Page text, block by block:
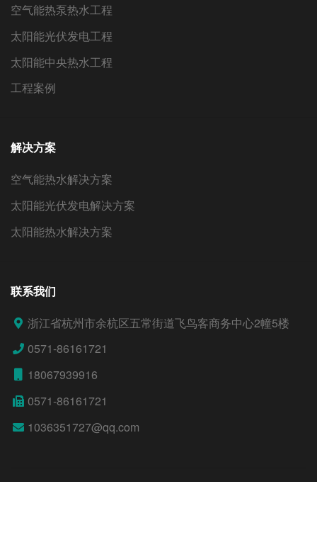
空气能热泵热水工程
太阳能光伏发电工程
太阳能中央热水工程
工程案例
解决方案
空气能热水解决方案
太阳能光伏发电解决方案
太阳能热水解决方案
联系我们
浙江省杭州市余杭区五常街道飞鸟客商务中心2幢5楼
0571-86161721
18067939916
0571-86161721
1036351727@qq.com
© 2026 杭州普桑能源科技有限公司.浙ICP备2023045315